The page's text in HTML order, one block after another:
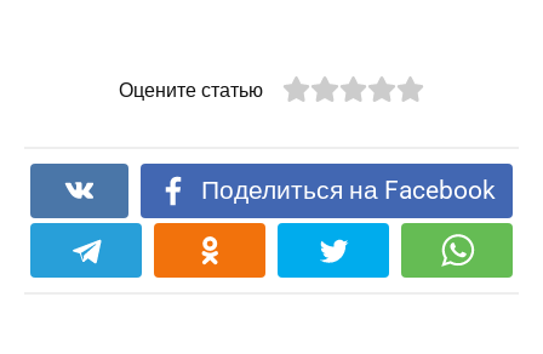
Оцените статью
Поделиться на Facebook